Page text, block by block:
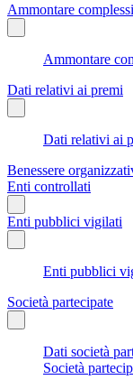
Ammontare
Ammontare
Dati relativi ai premi
Dati relativi ai
Benessere
Enti controllati
Enti pubblici vigilati
Enti pubblici
Società partecipate
Dati società
Società